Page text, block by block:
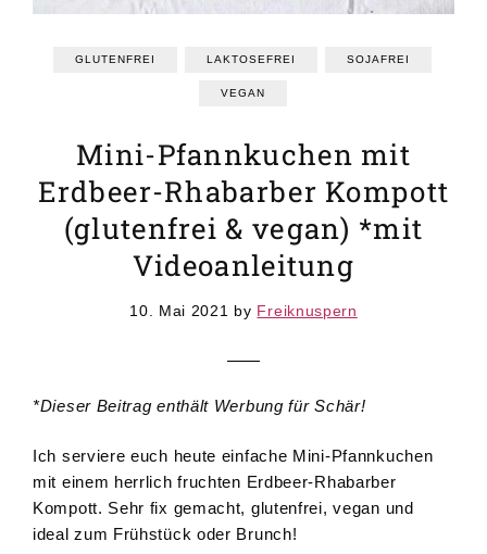
GLUTENFREI LAKTOSEFREI SOJAFREI
VEGAN
Mini-Pfannkuchen mit
Erdbeer-Rhabarber Kompott
(glutenfrei & vegan) *mit
Videoanleitung
10. Mai 2021 by Freiknuspern
*Dieser Beitrag enthält Werbung für Schär!
Ich serviere euch heute einfache Mini-Pfannkuchen
mit einem herrlich fruchten Erdbeer-Rhabarber
Kompott. Sehr fix gemacht, glutenfrei, vegan und
ideal zum Frühstück oder Brunch!